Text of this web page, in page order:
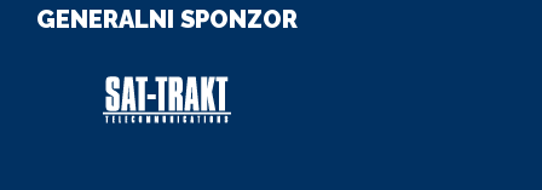
GENERALNI SPONZOR